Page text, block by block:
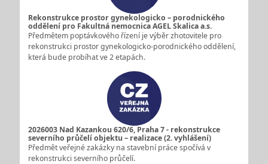
Rekonstrukce prostor gynekologicko – porodnického
oddělení pro Fakultná nemocnica AGEL Skalica a.s.
Předmětem poptávkového řízení je výběr zhotovitele pro
rekonstrukci prostor gynekologicko-porodnického oddělení,
která bude probíhat ve 2 etapách.
2026003 Nad Kazankou 620/6, Praha 7 - rekonstrukce
severního průčelí objektu – realizace (2. vyhlášení)
Předmět veřejné zakázky na stavební práce spočívá v
rekonstrukci severního průčelí.